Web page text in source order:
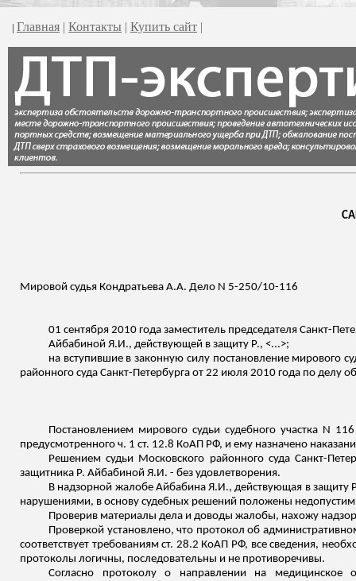
| Главная | Контакты | Купить сайт |
Мировой судья Кондратьева А.А. Дело N 5-250/10-116
01 сентября 2010 года заместитель председателя Санкт-
Айбабиной Я.И., действующей в защиту Р., <...>;
на вступившие в законную силу постановление мирового
районного суда Санкт-Петербурга от 22 июля 2010 года по
Постановлением мирового судьи судебного участка N
предусмотренного ч. 1 ст. 12.8 КоАП РФ, и ему назначено
Решением судьи Московского районного суда Санкт-
защитника Р. Айбабиной Я.И. - без удовлетворения.
В надзорной жалобе АйбабинаЯ.И.,действующая в защиту
нарушениями, в основу судебных решений положены
Проверив материалы дела и доводы жалобы, нахожу
Проверкой установлено, что протокол об
соответствует требованиям ст. 28.2 КоАП РФ, все сведения,
протоколы логичны, последовательны и не противоречивы.
Согласно протоколу о направлении на медицинское